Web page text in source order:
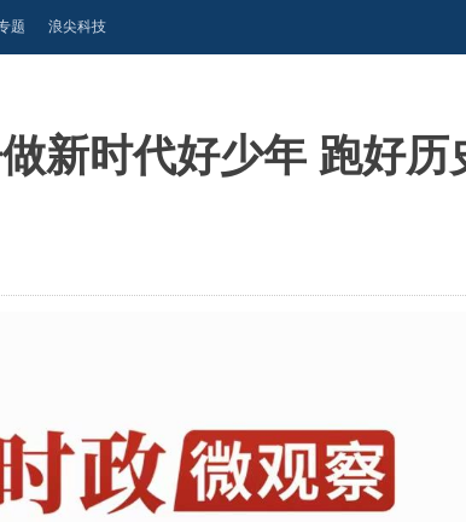
题 浪尖科技
新时代好少年 跑好历